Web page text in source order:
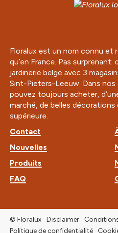
Floralux est un nom connu et
qu’en France. Pas surprenant:
jardinerie belge avec 3
Sint-Pieters-Leeuw. Dans
pouvez toujours acheter,
marché, de belles
supérieure.
Contact
Nouvelles
Produits
FAQ
© Floralux Disclaimer
Politique de confidentialité